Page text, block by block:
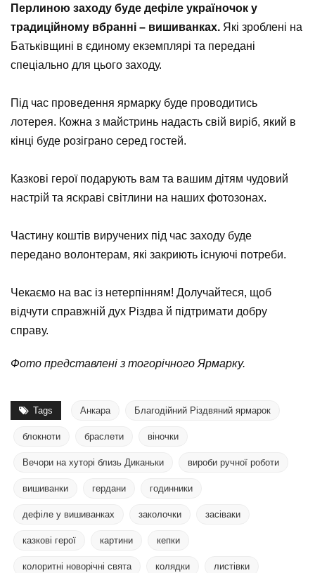
Перлиною заходу буде дефіле україночок у
традиційному вбранні – вишиванках. Які зроблені на
Батьківщині в єдиному екземплярі та передані
спеціально для цього заходу.
Під час проведення ярмарку буде проводитись
лотерея. Кожна з майстринь надасть свій виріб, який в
кінці буде розіграно серед гостей.
Казкові герої подарують вам та вашим дітям чудовий
настрій та яскраві світлини на наших фотозонах.
Частину коштів виручених під час заходу буде
передано волонтерам, які закриють існуючі потреби.
Чекаємо на вас із нетерпінням! Долучайтеся, щоб
відчути справжній дух Різдва й підтримати добру
справу.
Фото представлені з тогорічного Ярмарку.
Tags Анкара Благодійний Різдвяний ярмарок
блокноти браслети віночки
Вечори на хуторі близь Диканьки вироби ручної роботи
вишиванки гердани годинники
дефіле у вишиванках заколочки засіваки
казкові герої картини кепки
колоритні новорічні свята колядки листівки